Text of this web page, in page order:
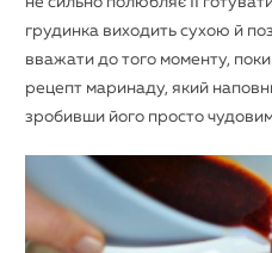
грудинка виходить сухою й
вважати до того моменту,
рецепт маринаду, який
зробивши його просто